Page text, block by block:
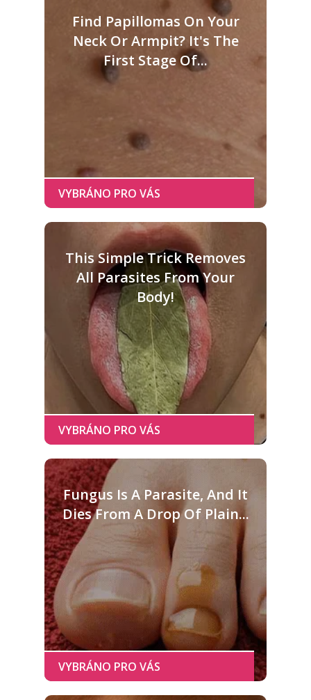
Find Papillomas On Your
Neck Or Armpit? It's The
First Stage Of...
This Simple Trick Removes
All Parasites From Your
Body!
Fungus Is A Parasite, And It
Dies From A Drop Of Plain...